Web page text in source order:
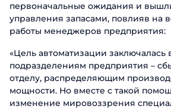
первоначальные ожидания и
управления запасами, повлияв на
работы менеджеров предприятия:
«Цель автоматизации
подразделениям предприятия –
отделу, распределяющим
мощности. Но вместе с такой
изменение мировоззрения
Заказать